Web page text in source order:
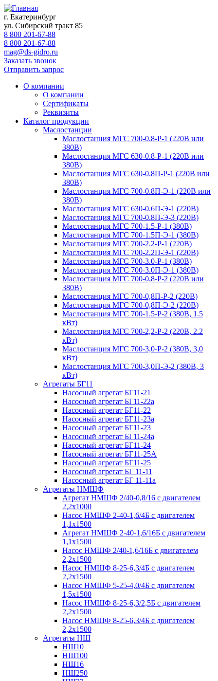
г. Екатеринбург
ул. Сибирский тракт 85
8 800 201-67-88
8 800 201-67-88
mag@ds-gidro.ru
Заказать звонок
Отправить запрос
О компании
О компании
Сертификаты
Реквизиты
Каталог продукции
Маслостанции
Маслостанция МГС 700-0.8-Р-1 (220В или
380В)
Маслостанция МГС 630-0.8-Р-1 (220В или
380В)
Маслостанция МГС 630-0.8П-Р-1 (220В или
380В)
Маслостанция МГС 700-0.8П-Э-1 (220В или
380В)
Маслостанция МГС 630-0.6П-Э-1 (220В)
Маслостанция МГС 700-0.8П-Э-3 (220В)
Маслостанция МГС 700-1.5-Р-1 (380В)
Маслостанция МГС 700-1.5П-Э-1 (380В)
Маслостанция МГС 700-2.2-Р-1 (220В)
Маслостанция МГС 700-2.2П-Э-1 (220В)
Маслостанция МГС 700-3.0-Р-1 (380В)
Маслостанция МГС 700-3.0П-Э-1 (380В)
Маслостанция МГС 700-0,8-Р-2 (220В или
380В)
Маслостанция МГС 700-0,8П-Р-2 (220В)
Маслостанция МГС 700-0,8П-Э-2 (220В)
Маслостанция МГС 700-1.5-Р-2 (380В, 1.5
кВт)
Маслостанция МГС 700-2,2-Р-2 (220В, 2.2
кВт)
Маслостанция МГС 700-3,0-Р-2 (380В, 3,0
кВт)
Маслостанция МГС 700-3,0П-Э-2 (380В, 3
кВт)
Агрегаты БГ11
Насосный агрегат БГ11-21
Насосный агрегат БГ11-22а
Насосный агрегат БГ11-22
Насосный агрегат БГ11-23а
Насосный агрегат БГ11-23
Насосный агрегат БГ11-24а
Насосный агрегат БГ11-24
Насосный агрегат БГ11-25А
Насосный агрегат БГ11-25
Насосный агрегат БГ 11-11
Насосный агрегат БГ 11-11а
Агрегаты НМШФ
Агрегат НМШФ 2/40-0,8/16 с двигателем
2,2х1000
Насос НМШФ 2-40-1,6/4Б с двигателем
1,1х1500
Агрегат НМШФ 2-40-1,6/16Б с двигателем
1,1х1500
Насос НМШФ 2/40-1,6/16Б с двигателем
2,2х1500
Насос НМШФ 8-25-6,3/4Б с двигателем
2,2х1500
Насос НМШФ 5-25-4,0/4Б с двигателем
1,5х1500
Насос НМШФ 8-25-6,3/2,5Б с двигателем
2,2х1500
Насос НМШФ 8-25-6,3/4Б с двигателем
2,2х1500
Агрегаты НШ
НШ10
НШ100
НШ16
НШ250